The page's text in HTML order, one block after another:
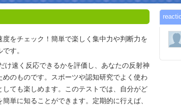
をチェック！簡単で楽しく集中力や判断力を
す。
け速く反応できるかを評価し、あなたの反射神
のものです。スポーツや認知研究でよく使わ
ても楽しめます。このテストでは、自分がど
単に知ることができます。定期的に行えば、